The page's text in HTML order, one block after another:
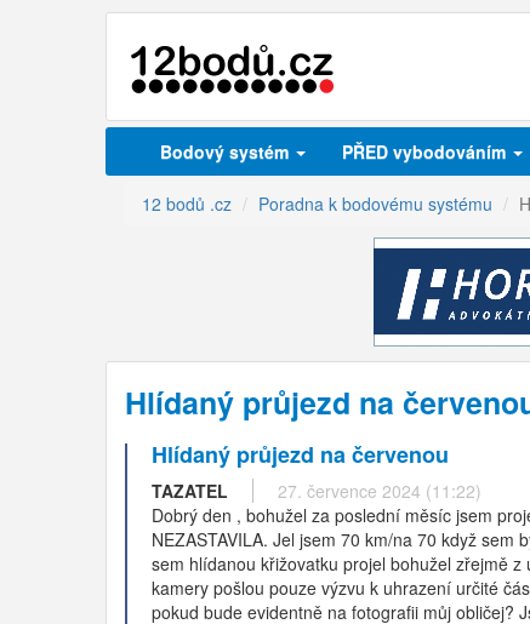
Bodový systém PŘED vybodováním
12 bodů .cz Poradna k bodovému systému
Hlídaný průjezd na
Hlídaný průjezd na červenou
TAZATEL
27. července 2024 (11:22)
Dobrý den , bohužel za poslední měsíc jsem
NEZASTAVILA. Jel jsem 70 km/na 70 když
sem hlídanou křižovatku projel bohužel zřejmě
kamery pošlou pouze výzvu k uhrazení určité
pokud bude evidentně na fotografii můj obličej?